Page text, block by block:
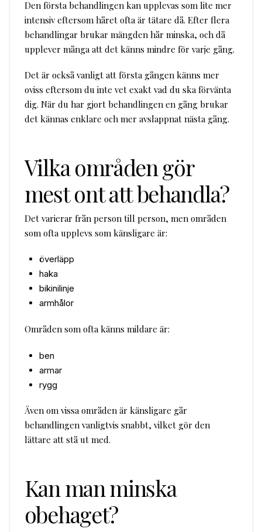
Den första behandlingen kan upplevas som lite mer
intensiv eftersom håret ofta är tätare då. Efter flera
behandlingar brukar mängden hår minska, och då
upplever många att det känns mindre för varje gång.
Det är också vanligt att första gången känns mer
oviss eftersom du inte vet exakt vad du ska förvänta
dig. När du har gjort behandlingen en gång brukar
det kännas enklare och mer avslappnat nästa gång.
Vilka områden gör
mest ont att behandla?
Det varierar från person till person, men områden
som ofta upplevs som känsligare är:
överläpp
haka
bikinilinje
armhålor
Områden som ofta känns mildare är:
ben
armar
rygg
Även om vissa områden är känsligare går
behandlingen vanligtvis snabbt, vilket gör den
lättare att stå ut med.
Kan man minska
obehaget?